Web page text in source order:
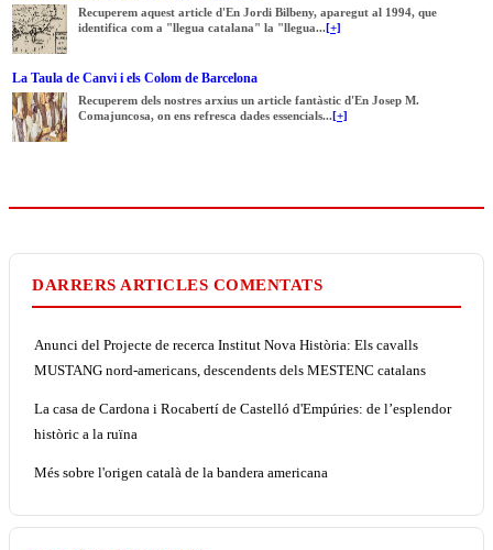
Recuperem aquest article d'En Jordi Bilbeny, aparegut al 1994, que
identifica com a "llegua catalana" la "llegua...[+]
La Taula de Canvi i els Colom de Barcelona
Recuperem dels nostres arxius un article fantàstic d'En Josep M.
Comajuncosa, on ens refresca dades essencials...[+]
DARRERS ARTICLES COMENTATS
Anunci del Projecte de recerca Institut Nova Història: Els cavalls
MUSTANG nord-americans, descendents dels MESTENC catalans
La casa de Cardona i Rocabertí de Castelló d'Empúries: de l’esplendor
històric a la ruïna
Més sobre l'origen català de la bandera americana